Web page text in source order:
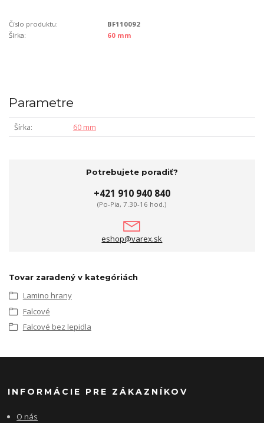
Číslo produktu:
BF110092
Šírka:
60 mm
Parametre
Šírka 60 mm
Potrebujete poradiť?
+421 910 940 840
(Po-Pia, 7.30-16 hod.)
eshop@varex.sk
Tovar zaradený v kategóriách
Lamino hrany
Falcové
Falcové bez lepidla
INFORMÁCIE PRE ZÁKAZNÍKOV
O nás